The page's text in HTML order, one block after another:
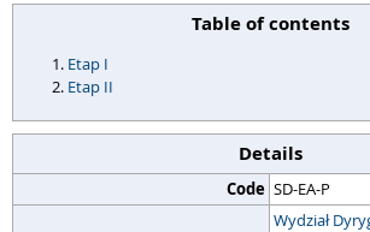
Table of contents
Etap I
Etap II
Details
Code SD-EA-P
Wydział